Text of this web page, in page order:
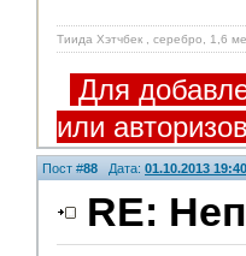
Тиида Хэтчбек , серебро, 1,6
Для
или
Пост #88 Дата: 01.10.2013 19:40
RE: